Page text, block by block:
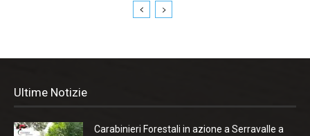
Ultime Notizie
Carabinieri Forestali in azione a Serravalle a